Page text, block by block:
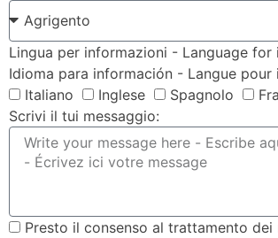
Lingua per informazioni - Language
Idioma para información - Langue pour
Italiano
Inglese Spagnolo
Scrivi il tui messaggio:
Presto il consenso al trattamento dei